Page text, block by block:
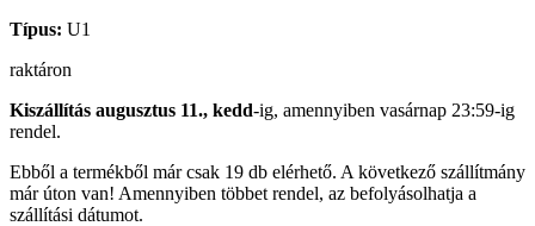
Típus: U1
raktáron
Kiszállítás augusztus 11., kedd-ig, amennyiben vasárnap 23:59-ig
rendel.
Ebből a termékből már csak 19 db elérhető. A következő szállítmány
már úton van! Amennyiben többet rendel, az befolyásolhatja a
szállítási dátumot.